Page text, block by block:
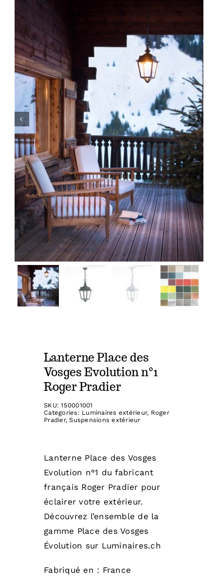
LUMINAIRES INTERIEUR
ECLAIRAGE LED
BLOG
 
Lanterne Place des
Vosges Evolution n°1
Roger Pradier
SKU:150001001
Categories: Luminaires extérieur, Roger
Pradier,Suspensions extérieur
Lanterne Place des Vosges
Evolution n°1 du fabricant
français Roger Pradier pour
éclairer votre extérieur.
Découvrez l’ensemble de la
gamme Place des Vosges
Évolution sur Luminaires.ch
Fabriqué en : France